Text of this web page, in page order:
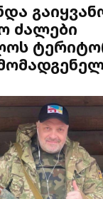
ძალები